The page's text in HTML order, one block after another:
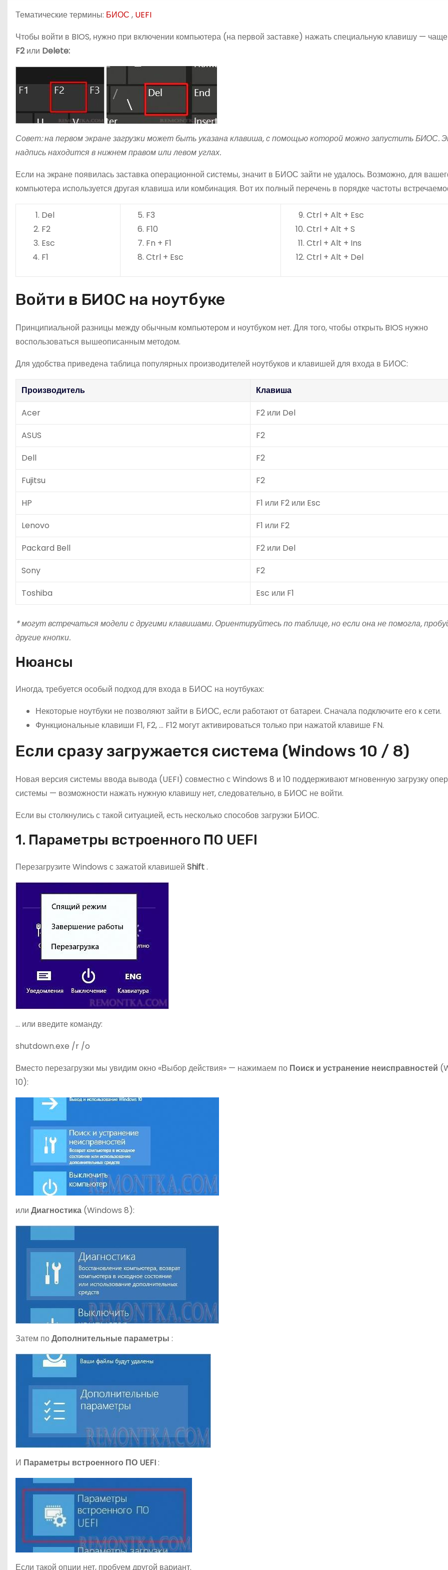
Тематические термины: БИОС , UEFI
Чтобы войти в BIOS, нужно при включении компьютера (на первой заставке) нажать специальную клавишу — чаще
F2или Delete:
Совет: на первом экране загрузки может быть указана клавиша, с помощью которой можно запустить БИОС.
надпись находится в нижнем правом или левом углах.
Если на экране появилась заставка операционной системы, значит в БИОС зайти не удалось. Возможно, для
компьютера используется другая клавиша или комбинация. Вот их полный перечень в порядке частоты
Del
F2
Esc
F1
F3
F10
Fn + F1
Ctrl + Esc
Ctrl + Alt + Esc
Ctrl + Alt + S
Ctrl + Alt + Ins
Ctrl + Alt + Del
Войти в БИОС на ноутбуке
Принципиальной разницы между обычным компьютером и ноутбуком нет. Для того, чтобы открыть BIOS нужно
воспользоваться вышеописанным методом.
Для удобства приведена таблица популярных производителей ноутбуков и клавишей для входа в БИОС:
Производитель
Клавиша
Acer
F2 или Del
ASUS
F2
Dell
F2
Fujitsu
F2
HP
F1 или F2 или Esc
Lenovo
F1 или F2
Packard Bell
F2 или Del
Sony
F2
Toshiba
Esc или F1
* могут встречаться модели с другими клавишами. Ориентируйтесь по таблице, но если она не помогла,
другие кнопки.
Нюансы
Иногда, требуется особый подход для входа в БИОС на ноутбуках:
Некоторые ноутбуки не позволяют зайти в БИОС, если работают от батареи. Сначала подключите его к сети.
Функциональные клавиши F1, F2, … F12 могут активироваться только при нажатой клавише FN.
Если сразу загружается система (Windows 10 / 8)
Новая версия системы ввода вывода (UEFI) совместно с Windows 8 и 10 поддерживают мгновенную загрузку
системы — возможности нажать нужную клавишу нет, следовательно, в БИОС не войти.
Если вы столкнулись с такой ситуацией, есть несколько способов загрузки БИОС.
1. Параметры встроенного ПО UEFI
Перезагрузите Windows с зажатой клавишей Shift.
… или введите команду:
shutdown.exe /r /o
Вместо перезагрузки мы увидим окно «Выбор действия» — нажимаем по Поиск и устранение неисправностей
10):
или Диагностика (Windows 8):
Затем поДополнительные параметры :
И Параметры встроенного ПО UEFI:
Если такой опции нет, пробуем другой вариант.